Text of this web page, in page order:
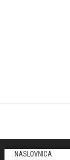
NASLOVNICA